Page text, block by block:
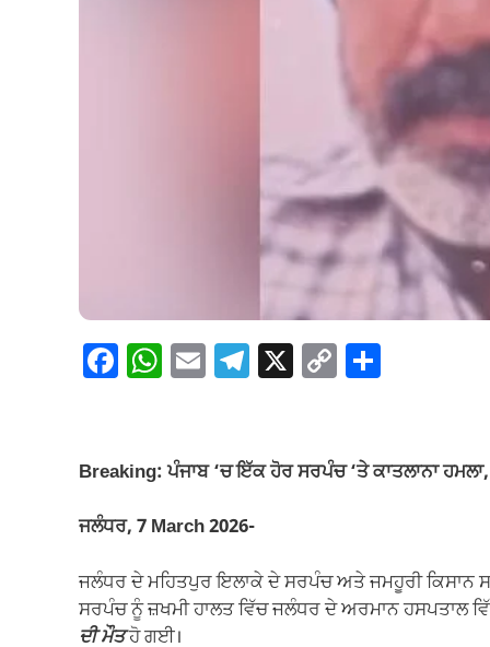
F
e
o
o
k
W
s
p
p
E T
gr
m
X C
y
k
e
Breaking: ਪੰਜਾਬ ‘ਚ ਇੱਕ ਹੋਰ ਸਰਪੰਚ ‘ਤੇ ਕਾਤਲਾਨਾ
ਜਲੰਧਰ, 7 March 2026-
ਜਲੰਧਰ ਦੇ ਮਹਿਤਪੁਰ ਇਲਾਕੇ ਦੇ ਸਰਪੰਚ ਅਤੇ ਜਮਹੂਰੀ ਕਿਸਾਨ
ਸਰਪੰਚ ਨੂੰ ਜ਼ਖਮੀ ਹਾਲਤ ਵਿੱਚ ਜਲੰਧਰ ਦੇ ਅਰਮਾਨ ਹਸਪਤਾਲ
ਦੀ ਮੌਤਹੋ ਗਈ।